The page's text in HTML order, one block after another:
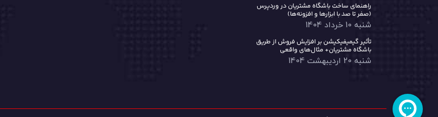
راهنمای ساخت باشگاه مشتریان در وردپرس
(صفر تا صد با ابزارها و افزونه‌ها)
شنبه 10 خرداد 1404
تأثیر گیمیفیکیشن بر افزایش فروش از طریق
باشگاه مشتریان+ مثال‌های واقعی
شنبه 20 اردیبهشت 1404